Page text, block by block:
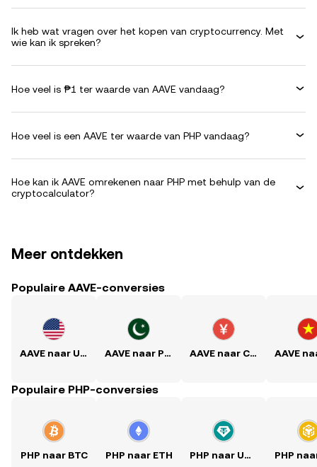
Ik heb wat vragen over het kopen van cryptocurrency. Met
wie kan ik spreken?
Hoe veel is ₱1 ter waarde van AAVE vandaag?
Hoe veel is een AAVE ter waarde van PHP vandaag?
Hoe kan ik AAVE omrekenen naar PHP met behulp van de
cryptocalculator?
Meer ontdekken
Populaire AAVE-conversies
AAVE naar USD AAVE naar PKR AAVE naar CNY
Populaire PHP-conversies
PHP naar BTC PHP naar ETH PHP naar USDT